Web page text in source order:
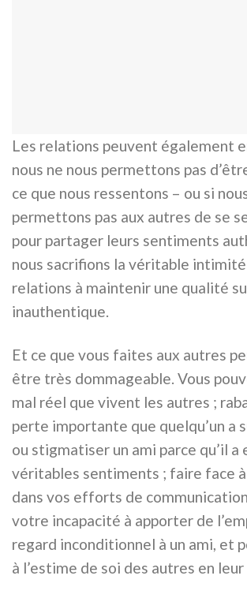
Les relations peuvent également
nous ne nous permettons pas
ce que nous ressentons – ou si
permettons pas aux autres de se
pour partager leurs sentiments
nous sacrifions la véritable
relations à maintenir une qualité
inauthentique.
Et ce que vous faites aux autres
être très dommageable. Vous
mal réel que vivent les autres ;
perte importante que quelqu’un a
ou stigmatiser un ami parce qu’il a
véritables sentiments ; faire face à
dans vos efforts de
votre incapacité à apporter de
regard inconditionnel à un ami, et
à l’estime de soi des autres en